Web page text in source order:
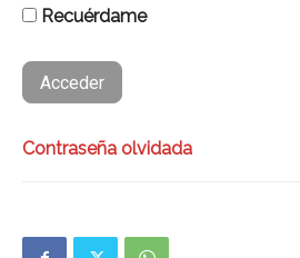
Recuérdame
Contraseña olvidada